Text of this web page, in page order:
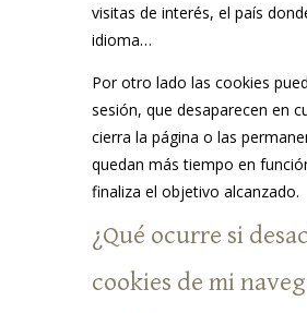
visitas de interés, el país
idioma…
Por otro lado las cookies
sesión, que desaparecen en
cierra la página o las
quedan más tiempo en
finaliza el objetivo alcanzado.
¿Qué ocurre si
cookies de mi